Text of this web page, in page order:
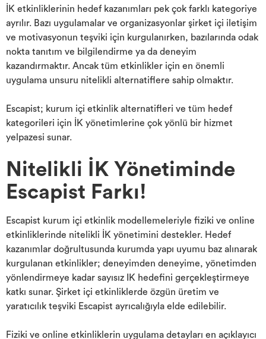
İK etkinliklerinin hedef kazanımları pek çok farklı kategoriye
ayrılır. Bazı uygulamalar ve organizasyonlar şirket içi iletişim
ve motivasyonun teşviki için kurgulanırken, bazılarında odak
nokta tanıtım ve bilgilendirme ya da deneyim
kazandırmaktır. Ancak tüm etkinlikler için en önemli
uygulama unsuru nitelikli alternatiflere sahip olmaktır.
Escapist; kurum içi etkinlik alternatifleri ve tüm hedef
kategorileri için İK yönetimlerine çok yönlü bir hizmet
yelpazesi sunar.
Nitelikli İK Yönetiminde
Escapist Farkı!
Escapist kurum içi etkinlik modellemeleriyle fiziki ve online
etkinliklerinde nitelikli İK yönetimini destekler. Hedef
kazanımlar doğrultusunda kurumda yapı uyumu baz alınarak
kurgulanan etkinlikler; deneyimden deneyime, yönetimden
yönlendirmeye kadar sayısız IK hedefini gerçekleştirmeye
katkı sunar. Şirket içi etkinliklerde özgün üretim ve
yaratıcılık teşviki Escapist ayrıcalığıyla elde edilebilir.
Fiziki ve online etkinliklerin uygulama detayları en açıklayıcı